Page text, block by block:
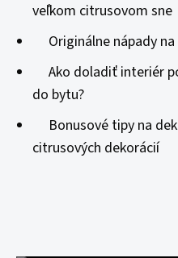
veľkom citrusovom sne
Originálne nápady
Ako doladiť interiér
do bytu?
Bonusové tipy na
citrusových dekorácií